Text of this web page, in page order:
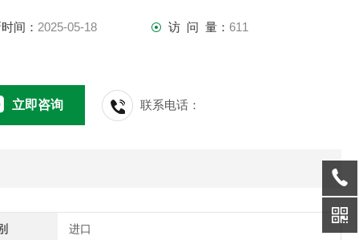
间： 2025-05-18 访 问 量： 611
立即咨询 联系电话：
进口